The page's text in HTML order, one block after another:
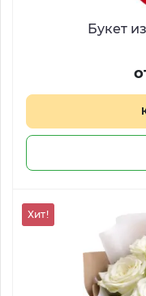
Букет
Хит!